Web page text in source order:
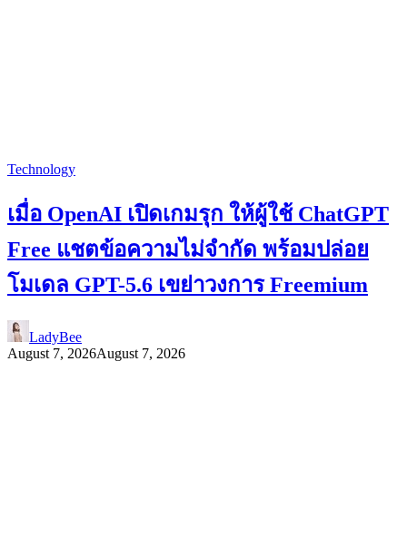
Technology
เมื่อ OpenAI เปิดเกมรุก ให้ผู้ใช้ ChatGPT
Free แชตข้อความไม่จำกัด พร้อมปล่อย
โมเดล GPT-5.6 เขย่าวงการ Freemium
LadyBee
August 7, 2026August 7, 2026